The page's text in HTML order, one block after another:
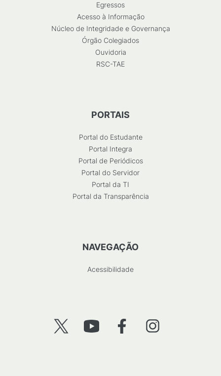
Egressos
Acesso à Informação
Núcleo de Integridade e Governança
Órgão Colegiados
Ouvidoria
RSC-TAE
PORTAIS
Portal do Estudante
Portal Integra
Portal de Periódicos
Portal do Servidor
Portal da TI
Portal da Transparência
NAVEGAÇÃO
Acessibilidade